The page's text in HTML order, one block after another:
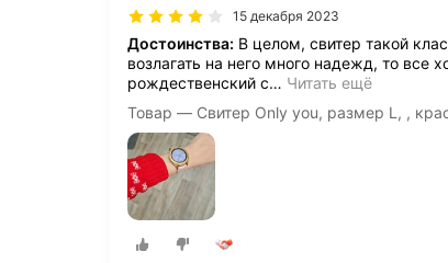
15 декабря 2023
Достоинства: В целом, свитер такой
возлагать на него много надежд, то
рождественский с… Читать ещё
Товар — Свитер Only you, размер L, ,